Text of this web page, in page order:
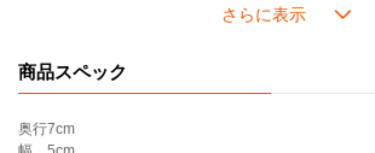
お酒が好きな方へのプチギフトとしてもおすすめです。
商品スペック
奥行7cm